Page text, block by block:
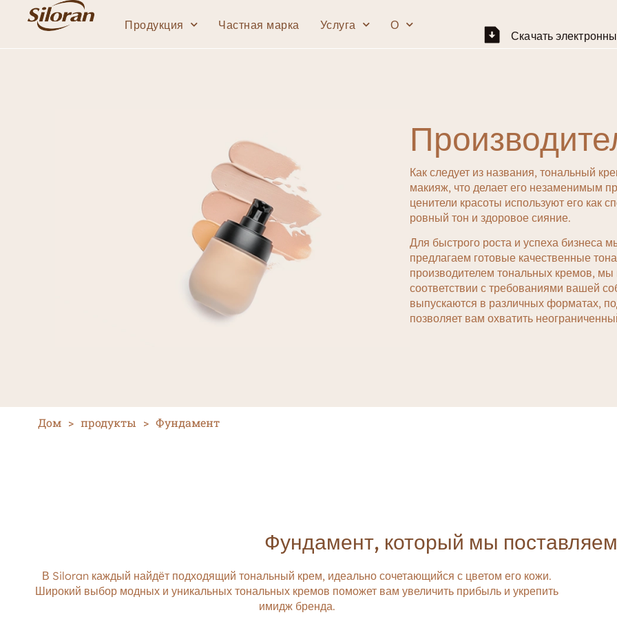
Продукция Частная марка Услуга О
Скачать
Жидкая помада
Блеск для губ
Карандаш для губ
Карандаш для бровей
Тушь для ресниц
Подводка для глаз
Фундамент
ВВ-крем
Укрыватель
Краснеть
Контур
Фиксирующая пудра и
спрей
Как следует из названия, тональный
макияж, что делает его незаменимым
ценители красоты используют его как
ровный тон и здоровое сияние.
Для быстрого роста и успеха бизнеса
предлагаем готовые качественные
производителем тональных кремов,
соответствии с требованиями вашей
выпускаются в различных форматах,
позволяет вам охватить
Дом > продукты > Фундамент
Фундамент, который мы поставляем
В Siloran каждый найдёт подходящий тональный крем, идеально сочетающийся с цветом его кожи.
Широкий выбор модных и уникальных тональных кремов поможет вам увеличить прибыль и укрепить
имидж бренда.